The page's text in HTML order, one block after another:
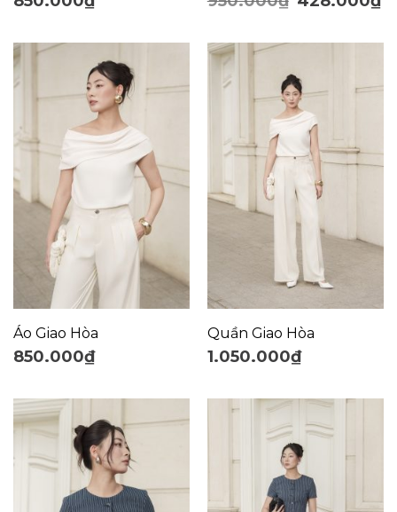
Áo Giao Hòa
850.000₫
Quần Giao Hòa
1.050.000₫